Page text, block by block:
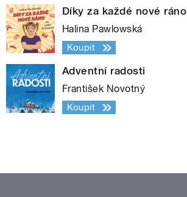
Díky za každé nové ráno
Halina Pawlowská
Koupit
Adventní radosti
František Novotný
Koupit